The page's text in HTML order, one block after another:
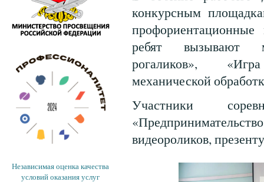
Независимая оценка качества
условий оказания услуг
конкурсным
ребят вызывают
рогаликов»,
механической
Участники
видеороликов,